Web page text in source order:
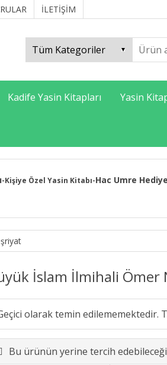
İLETİŞİM
Kadife Yasin Kitapları Yasin
-Kişiye Özel Yasin Kitabı-Hac Umre
İslam İlmihali Ömer
olarak temin edilememektedir.
Bu ürünün yerine tercih